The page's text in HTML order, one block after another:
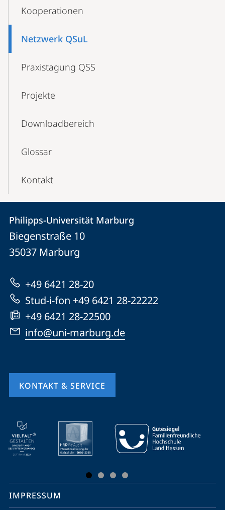
Kooperationen
Netzwerk QSuL
Praxistagung QSS
Projekte
Downloadbereich
Glossar
Kontakt
Kontakt
und
Informationen
zur
Website
Kontaktinformationen
Philipps-
Universität
Marburg
Philipps-Universität Marburg
Biegenstraße 10
35037 Marburg
+49 6421 28-20
Stud-i-fon +49 6421 28-22222
+49 6421 28-22500
info@uni-marburg.de
KONTAKT & SERVICE
Mobile-
Service-
Navigation
Social
Media
IMPRESSUM